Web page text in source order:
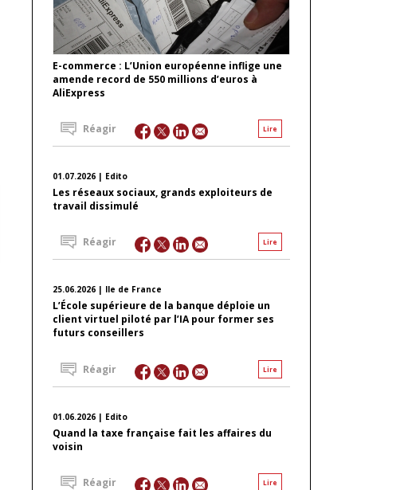
E-commerce : L’Union européenne inflige une
amende record de 550 millions d’euros à
AliExpress
Lire
Réagir
01.07.2026 | Edito
Les réseaux sociaux, grands exploiteurs de
travail dissimulé
Lire
Réagir
25.06.2026 | Ile de France
L’École supérieure de la banque déploie un
client virtuel piloté par l’IA pour former ses
futurs conseillers
Lire
Réagir
01.06.2026 | Edito
Quand la taxe française fait les affaires du
voisin
Lire
Réagir